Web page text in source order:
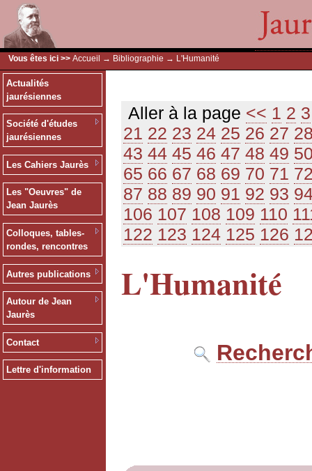
Vous êtes ici >> Accueil → Bibliographie → L'Humanité
Actualités
jaurésiennes
Société d'études
jaurésiennes
Les Cahiers Jaurès
Les "Oeuvres" de
Jean Jaurès
Colloques, tables-
rondes, rencontres
Autres publications
Autour de Jean
Jaurès
Contact
Lettre d'information
Aller à la page << 1 2 3
21 22 23 24 25 26 27
43 44 45 46 47 48 49
65 66 67 68 69 70 71
87 88 89 90 91 92 93
106 107 108 109 110
122 123 124 125 126
L'Humanité